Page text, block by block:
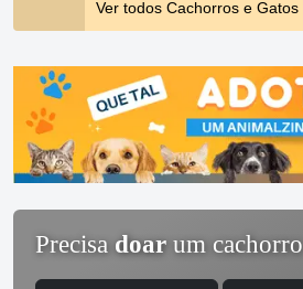
Ver todos Cachorros e Gatos
Precisa doar um